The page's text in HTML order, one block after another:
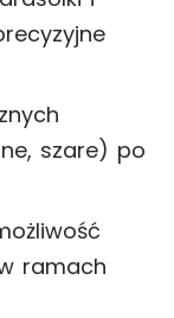
szare) po
ramach